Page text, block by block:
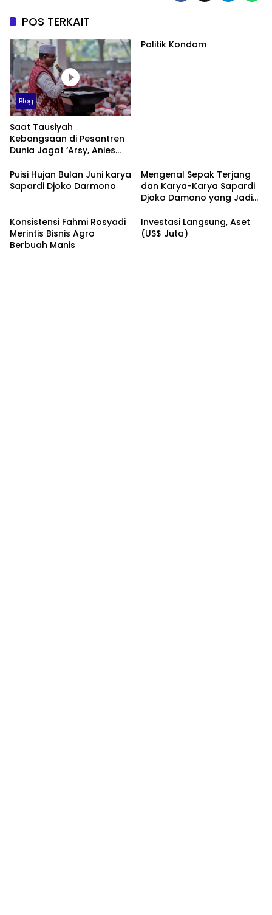
POS TERKAIT
Blog
Saat Tausiyah
Kebangsaan di Pesantren
Dunia Jagat ‘Arsy, Anies
Dukungan dari Abah Aos
Politik Kondom
Puisi Hujan Bulan Juni karya
Sapardi Djoko Darmono
Mengenal Sepak Terjang
dan Karya-Karya Sapardi
Djoko Damono yang Jadi
Konsistensi Fahmi Rosyadi
Merintis Bisnis Agro
Berbuah Manis
Investasi Langsung, Aset
(US$ Juta)